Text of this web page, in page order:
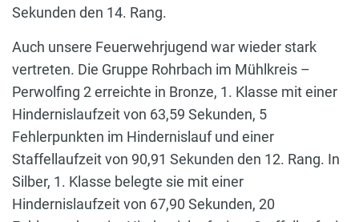
Sekunden den 14. Rang.
Auch unsere Feuerwehrjugend war wieder stark
vertreten. Die Gruppe Rohrbach im Mühlkreis –
Perwolfing 2 erreichte in Bronze, 1. Klasse mit einer
Hindernislaufzeit von 63,59 Sekunden, 5
Fehlerpunkten im Hindernislauf und einer
Staffellaufzeit von 90,91 Sekunden den 12. Rang. In
Silber, 1. Klasse belegte sie mit einer
Hindernislaufzeit von 67,90 Sekunden, 20